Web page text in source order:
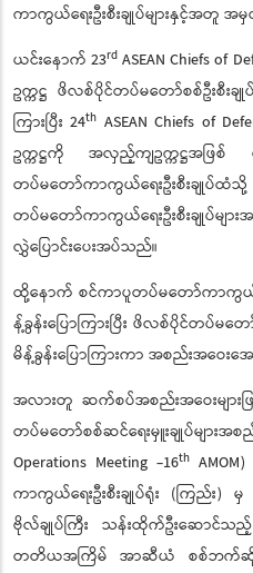
ကာကွယ်ရေးဦးစီးချုပ်များနှင့်အတူ
ယင်းနောက် 23rd ASEAN Chiefs of
ဥက္ကဋ္ဌ ဖိလစ်ပိုင်တပ်မတော်စစ်ဦးစီးခ
ကြားပြီး 24th ASEAN Chiefs of
ဥက္ကဋ္ဌကို အလှည့်ကျဥက္ကဋ္ဌအဖ
တပ်မတော်ကာကွယ်ရေးဦးစီးချုပ်
တပ်မတော်ကာကွယ်ရေးဦးစီးချုပ်မျာ
လွှဲပြောင်းပေးအပ်သည်။
ထို့နောက် စင်ကာပူတပ်မတော်ကာကွယ်ရ
န့်ခွန်းပြောကြားပြီး ဖိလစ်ပိုင်တပ်
မိန့်ခွန်းပြောကြားကာ အစည်းအဝေးအေ
အလားတူ ဆက်စပ်အစည်းအဝေးမျာ
တပ်မတော်စစ်ဆင်ရေးမှူးချုပ်များအ
Operations Meeting -16th
ကာကွယ်ရေးဦးစီးချုပ်ရုံး (ကြည်း)
ဗိုလ်ချုပ်ကြီး သန်းထိုက်ဦးဆောင်
တတိယအကြိမ် အာဆီယံ စစ်ဘက်ဆိုင်